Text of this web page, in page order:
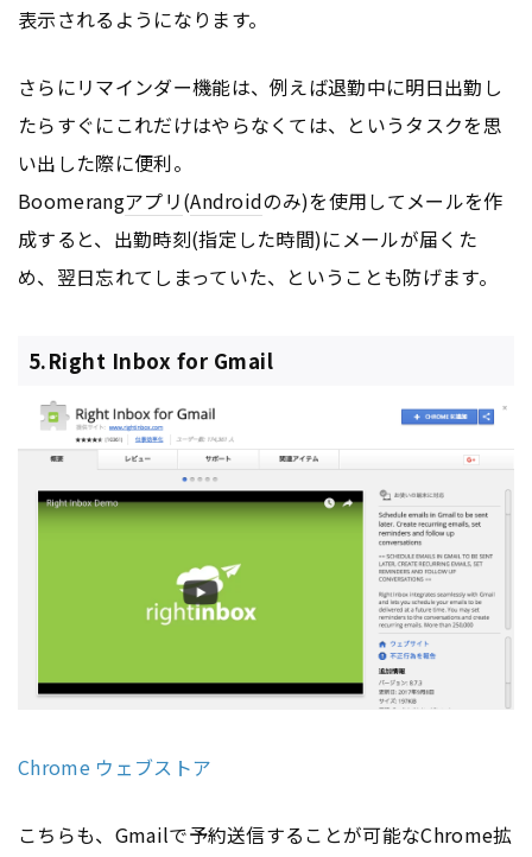
表示されるようになります。
さらにリマインダー機能は、例えば退勤中に明日出勤し
たらすぐにこれだけはやらなくては、というタスクを思
い出した際に便利。
Boomerangアプリ(Androidのみ)を使用してメールを作
成すると、出勤時刻(指定した時間)にメールが届くた
め、翌日忘れてしまっていた、ということも防げます。
5.Right Inbox for Gmail
Chrome ウェブストア
こちらも、Gmailで予約送信することが可能なChrome拡